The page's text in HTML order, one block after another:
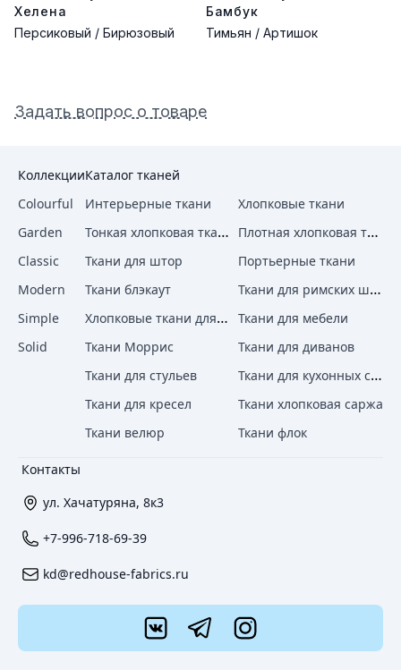
Хелена
Персиковый / Бирюзовый
Бамбук
Тимьян / Артишок
Задать вопрос о товаре
Контакты
ул. Хачатуряна, 8к3
+7-996-718-69-39
kd@redhouse-fabrics.ru
Коллекции
Colourful
Garden
Classic
Modern
Simple
Solid
Каталог тканей
Интерьерные ткани
Хлопковые ткани
Тонкая хлопковая ткань Плотная хлопковая ткань
Ткани для штор
Портьерные ткани
Ткани блэкаут
Ткани для римских штор
Хлопковые ткани для штор
Ткани для мебели
Ткани Моррис
Ткани для диванов
Ткани для стульев
Ткани для кухонных стульев
Ткани для кресел
Ткани хлопковая саржа
Ткани велюр
Ткани флок